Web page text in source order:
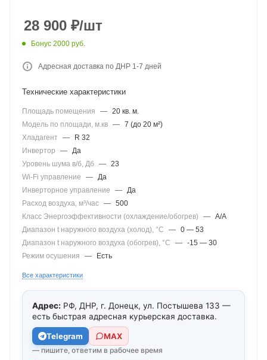
28 900 ₽/шт
Бонус 2000 руб.
Адресная доставка по ДНР 1-7 дней
Технические характеристики
Площадь помещения — 20 кв. м.
Модель по площади, м.кв — 7 (до 20 м²)
Хладагент
—
R 32
Инвертор
— Да
Уровень шума в/б, Дб — 23
Wi-Fi управление
— Да
Инверторное управление
— Да
Расход воздуха, м³/час — 500
Класс Энергоэффективности (охлаждение/обогрев)
— А/A
Диапазон t наружного воздуха (холод), °C
— 0 — 53
Диапазон t наружного воздуха (обогрев), °C
— -15 — 30
Режим осушения
— Есть
Все характеристики
Адрес: РФ, ДНР, г. Донецк, ул. Постышева 133 —
есть быстрая адресная курьерская доставка.
Telegram МАХ
— пишите, ответим в рабочее время